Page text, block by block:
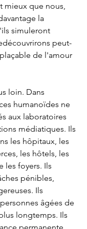
mieux que nous,
la
simuleront
peut-
de l'amour
loin. Dans
humanoïdes ne
aux laboratoires
médiatiques. Ils
les hôpitaux, les
les hôtels, les
les foyers. Ils
pénibles,
Ils
âgées de
longtemps. Ils